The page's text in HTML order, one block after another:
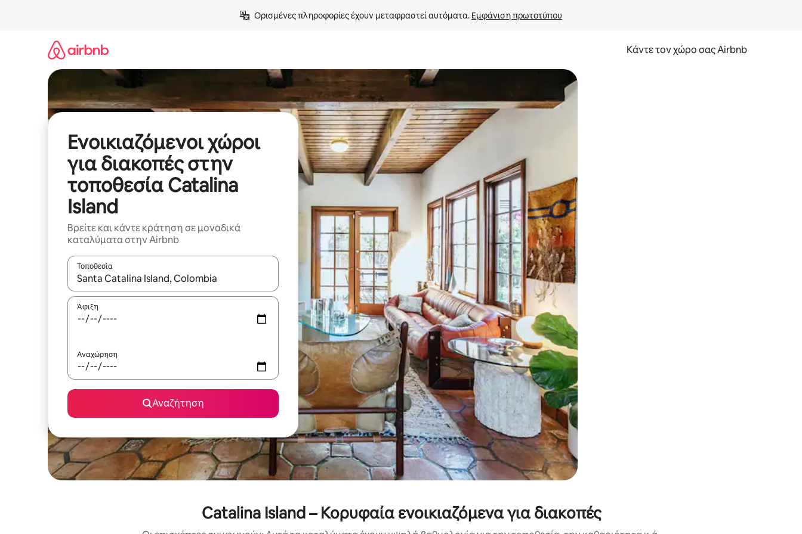
Ορισμένες πληροφορίες έχουν μεταφραστεί αυτόματα. Εμφάνιση πρωτοτύπου
Κάντε τον χώρο σας Airbnb
Ενοικιαζόμενοι χώροι
για διακοπές στην
τοποθεσία Catalina
Island
Βρείτε και κάντε κράτηση σε μοναδικά
καταλύματα στην Airbnb
Τοποθεσία
Όταν τα αποτελέσματα είναι διαθέσιμα, μπορείτε να πλοηγηθείτε στη σελίδα με τα κουμπιά πάνω και κάτω βέλους, να την εξερευνήσετε με την αφή ή να τη σύρετε με τα δάχτυλα.
Άφιξη
Αναχώρηση
Αναζήτηση
Catalina Island – Κορυφαία ενοικιαζόμενα για διακοπές